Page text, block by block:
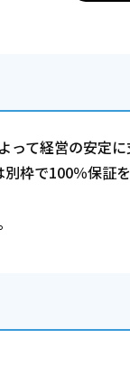
って経営の安定
枠で100％保証